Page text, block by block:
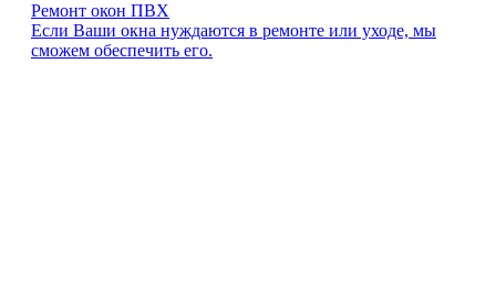
Ремонт окон ПВХ
Если Ваши окна нуждаются в ремонте или уходе, мы
сможем обеспечить его.